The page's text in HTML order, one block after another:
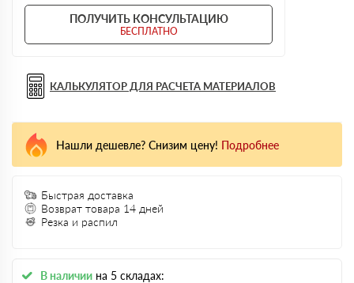
ПОЛУЧИТЬ КОНСУЛЬТАЦИЮ
БЕСПЛАТНО
КАЛЬКУЛЯТОР ДЛЯ РАСЧЕТА МАТЕРИАЛОВ
Быстрая доставка
Возврат товара 14 дней
Резка и распил
В наличии на 5 складах:
Нашли дешевле? Снизим цену! Подробнее